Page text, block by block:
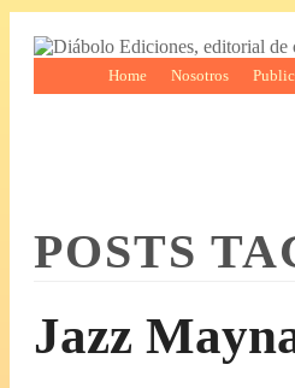
Home Nosotros
POSTS
Jazz